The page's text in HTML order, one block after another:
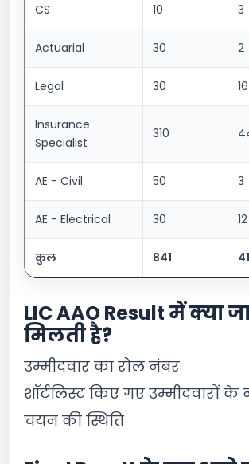
CS 10 3
Actuarial 30 2
Legal 30 16
Insurance
Specialist
310
AE - Civil 50 3
AE - Electrical 30 12
कुल 841
LIC AAO Result में क्या
मिलती है?
उम्मीदवार का रोल नंबर
शॉर्टलिस्ट किए गए उम्मीदवारों के
चयन की स्थिति